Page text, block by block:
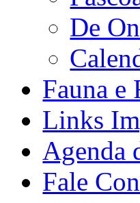
De
Fauna e
Links
Agenda
Fale